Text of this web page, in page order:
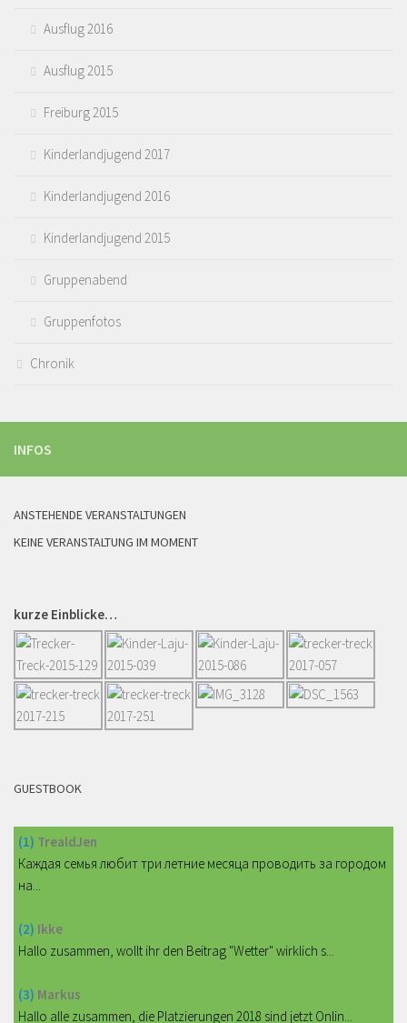
Ausflug 2016
Ausflug 2015
Freiburg 2015
Kinderlandjugend 2017
Kinderlandjugend 2016
Kinderlandjugend 2015
Gruppenabend
Gruppenfotos
Chronik
INFOS
ANSTEHENDE VERANSTALTUNGEN
KEINE VERANSTALTUNG IM MOMENT
kurze Einblicke…
GUESTBOOK
(1) TrealdJen
Каждая семья любит три летние месяца проводить за городом
на...
(2) Ikke
Hallo zusammen, wollt ihr den Beitrag "Wetter" wirklich s...
(3) Markus
Hallo alle zusammen, die Platzierungen 2018 sind jetzt Onlin...